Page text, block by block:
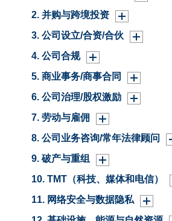
2. 并购与跨境投资
3. 公司设立/合资/合伙
4. 公司合规
5. 商业事务/商事合同
6. 公司治理/股权激励
7. 劳动与雇佣
8. 公司业务咨询/常年法律顾问
9. 破产与重组
10. TMT（科技、媒体和电信）
11. 网络安全与数据隐私